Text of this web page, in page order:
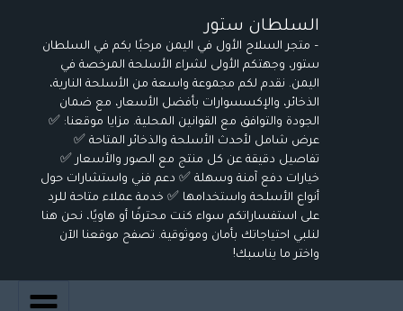
السلطان ستور
– متجر السلاح الأول في اليمن مرحبًا بكم في السلطان
ستور، وجهتكم الأولى لشراء الأسلحة المرخصة في
اليمن. نقدم لكم مجموعة واسعة من الأسلحة النارية،
الذخائر، والإكسسوارات بأفضل الأسعار، مع ضمان
الجودة والتوافق مع القوانين المحلية. مزايا موقعنا: ✅
عرض شامل لأحدث الأسلحة والذخائر المتاحة ✅
تفاصيل دقيقة عن كل منتج مع الصور والأسعار ✅
خيارات دفع آمنة وسهلة ✅ دعم فني واستشارات حول
أنواع الأسلحة واستخدامها ✅ خدمة عملاء متاحة للرد
على استفساراتكم سواء كنت محترفًا أو هاويًا، نحن هنا
لنلبي احتياجاتك بأمان وموثوقية. تصفح موقعنا الآن
واختر ما يناسبك!